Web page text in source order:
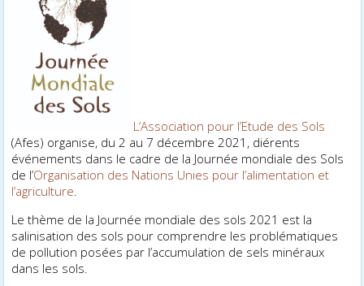
L’Association pour l’Etude des Sols
(Afes) organise, du 2 au 7 décembre 2021, différents
événements dans le cadre de la Journée mondiale des Sols
de l’Organisation des Nations Unies pour l’alimentation et
l’agriculture
Le thème de la Journée mondiale des sols 2021 est la
salinisation des sols pour comprendre les problématiques
de pollution posées par l’accumulation de sels minéraux
dans les sols.